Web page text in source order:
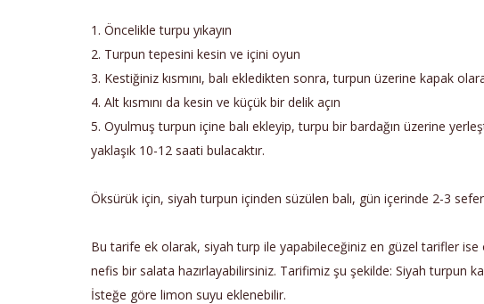
1. Öncelikle turpu yıkayın
2. Turpun tepesini kesin ve içini oyun
3. Kestiğiniz kısmını, balı ekledikten sonra, turpun üzerine kapak
4. Alt kısmını da kesin ve küçük bir delik açın
5. Oyulmuş turpun içine balı ekleyip, turpu bir bardağın üzerine
yaklaşık 10-12 saati bulacaktır.
Öksürük için, siyah turpun içinden süzülen balı, gün içerinde 2-3
Bu tarife ek olarak, siyah turp ile yapabileceğiniz en güzel tarifler
nefis bir salata hazırlayabilirsiniz. Tarifimiz şu şekilde: Siyah turpun
İsteğe göre limon suyu eklenebilir.